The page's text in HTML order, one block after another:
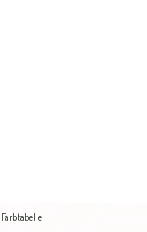
Farbtabelle